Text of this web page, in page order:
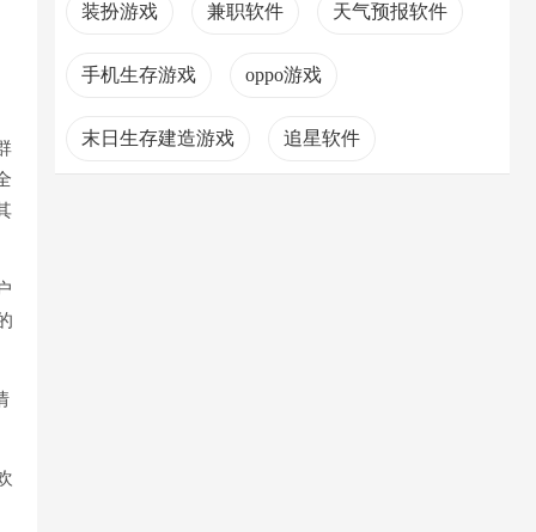
装扮游戏 兼职软件 天气预报软件
手机生存游戏 oppo游戏
末日生存建造游戏 追星软件